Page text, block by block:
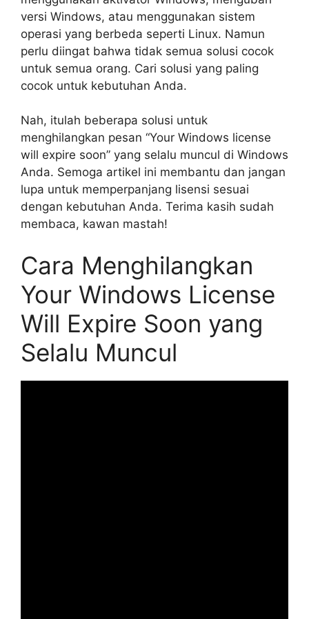
versi Windows, atau menggunakan sistem
operasi yang berbeda seperti Linux. Namun
perlu diingat bahwa tidak semua solusi cocok
untuk semua orang. Cari solusi yang paling
cocok untuk kebutuhan Anda.
Nah, itulah beberapa solusi untuk
menghilangkan pesan “Your Windows license
will expire soon” yang selalu muncul di Windows
Anda. Semoga artikel ini membantu dan jangan
lupa untuk memperpanjang lisensi sesuai
dengan kebutuhan Anda. Terima kasih sudah
membaca, kawan mastah!
Cara Menghilangkan
Your Windows License
Will Expire Soon yang
Selalu Muncul